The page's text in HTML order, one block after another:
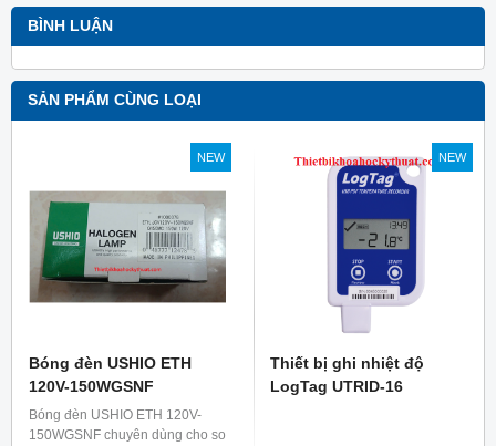
BÌNH LUẬN
SẢN PHẨM CÙNG LOẠI
NEW
Bóng đèn USHIO ETH
120V-150WGSNF
Bóng đèn USHIO ETH 120V-
150WGSNF chuyên dùng cho so
NEW
Thiết bị ghi nhiệt độ
LogTag UTRID-16